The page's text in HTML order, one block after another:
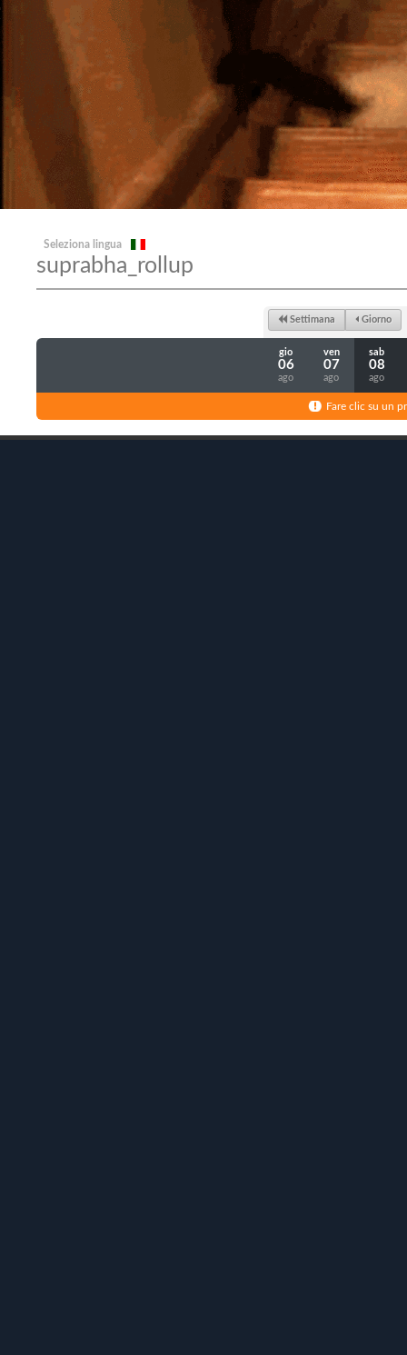
Seleziona lingua
suprabha_rollup
Settimana Giorno
gio
06
ago
ven
07
ago
sab
08
ago
Fare clic su un